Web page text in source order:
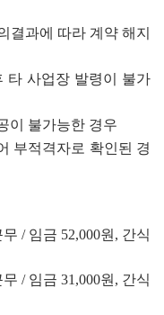
결과에 따라 계약 해지
타 사업장 발령이 불가
이 불가능한 경우
부적격자로 확인된 경
무 / 임금 52,000원 , 간식
무 / 임금 31,000원 , 간식